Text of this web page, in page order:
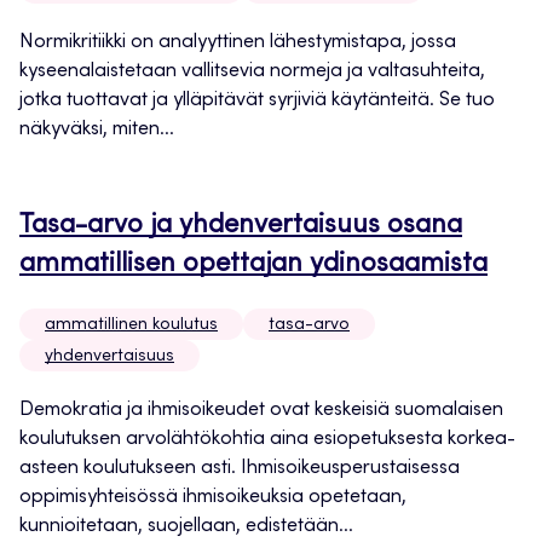
Normikritiikki on analyyttinen lähestymistapa, jossa
kyseenalaistetaan vallitsevia normeja ja valtasuhteita,
jotka tuottavat ja ylläpitävät syrjiviä käytänteitä. Se tuo
näkyväksi, miten...
Tasa-arvo ja yhdenvertaisuus osana
ammatillisen opettajan ydinosaamista
ammatillinen koulutus
tasa-arvo
yhdenvertaisuus
Demokratia ja ihmisoikeudet ovat keskeisiä suomalaisen
koulutuksen arvolähtökohtia aina esiopetuksesta korkea-
asteen koulutukseen asti. Ihmisoikeusperustaisessa
oppimisyhteisössä ihmisoikeuksia opetetaan,
kunnioitetaan, suojellaan, edistetään...